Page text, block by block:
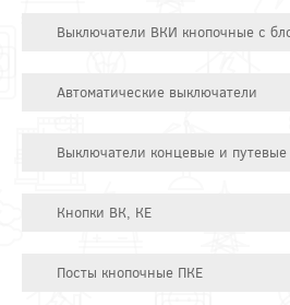
Выключатели ВКИ кнопочные с
Автоматические выключатели
Выключатели концевые и путевые
Кнопки ВК, КЕ
Посты кнопочные ПКЕ